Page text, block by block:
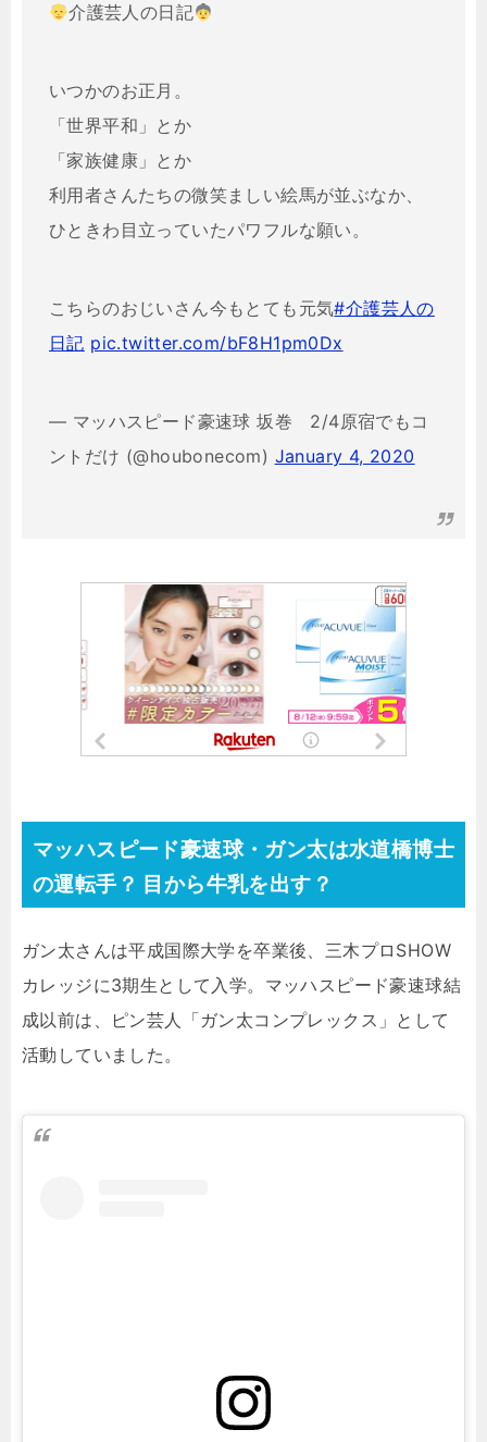
介護芸人の日記
いつかのお正月。
「世界平和」とか
「家族健康」とか
利用者さんたちの微笑ましい絵馬が並ぶなか、
ひときわ目立っていたパワフルな願い。
こちらのおじいさん今もとても元気#介護芸人の
日記 pic.twitter.com/bF8H1pm0Dx
— マッハスピード豪速球 坂巻 2/4原宿でもコ
ントだけ (@houbonecom) January 4, 2020
マッハスピード豪速球・ガン太は水道橋博士
の運転手？ 目から牛乳を出す？
ガン太さんは平成国際大学を卒業後、三木プロSHOW
カレッジに3期生として入学。マッハスピード豪速球結
成以前は、ピン芸人「ガン太コンプレックス」として
活動していました。